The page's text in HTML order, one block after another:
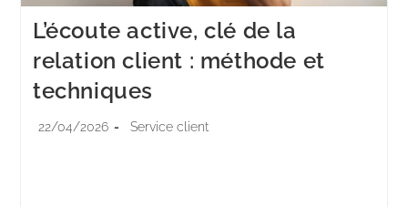
L’écoute active, clé de la
relation client : méthode et
techniques
22/04/2026 Service client